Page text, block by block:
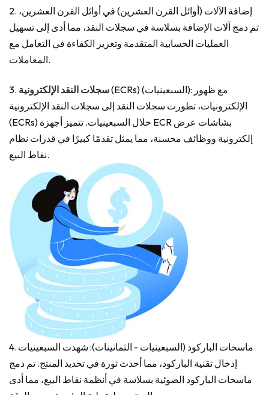
2. إضافة الآلات (أوائل القرن العشرين) في أوائل القرن العشرين،
تم دمج آلات الإضافة بسلاسة في سجلات النقد، مما أدى إلى تسهيل
العمليات الحسابية المتقدمة وتعزيز الكفاءة في التعامل مع
المعاملات.
3. سجلات النقد الإلكترونية(ECRs) (السبعينيات): مع ظهور
الإلكترونيات، تطورت سجلات النقد إلى سجلات النقد الإلكترونية
(ECRs) خلال السبعينيات. تتميز أجهزة ECR بشاشات عرض
إلكترونية ووظائف محسنة، مما يمثل تقدمًا كبيرًا في قدرات نظام
نقاط البيع.
4. ماسحات الباركود (السبعينيات - الثمانينات): شهدت السبعينيات
إدخال تقنية الباركود، مما أحدث ثورة في تحديد المنتج. تم دمج
ماسحات الباركود الضوئية بسلاسة في أنظمة نقاط البيع، مما أدى